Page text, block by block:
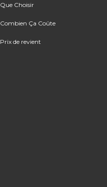
Que Choisir
Combien Ça Coûte
Prix de revient